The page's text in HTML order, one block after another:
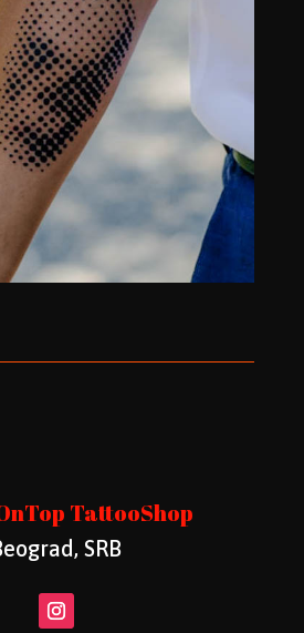
TattooShop
SRB